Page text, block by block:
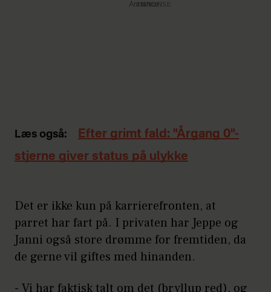
Annonce
Læs også:
Efter grimt fald: "Årgang 0"-
stjerne giver status på ulykke
Det er ikke kun på karrierefronten, at
parret har fart på. I privaten har Jeppe og
Janni også store drømme for fremtiden, da
de gerne vil giftes med hinanden.
- Vi har faktisk talt om det (bryllup red), og